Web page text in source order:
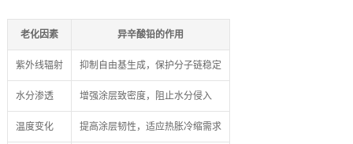
老化因素 异辛酸铅的作用
紫外线辐射 抑制自由基生成，保护分子链稳定
水分渗透 增强涂层致密度，阻止水分侵入
温度变化 提高涂层韧性，适应热胀冷缩需求